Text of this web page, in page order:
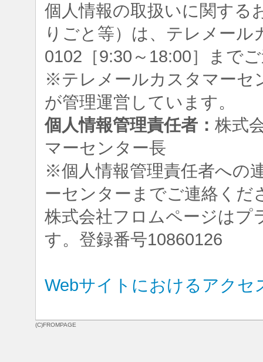
個人情報の取扱いに関する
りごと等）は、テレメー
0102［9:30～18:00］まで
※テレメールカスタマーセ
が管理運営しています。
個人情報管理責任者： 株式
マーセンター長
※個人情報管理責任者への
ーセンターまでご連絡くだ
株式会社フロムページはプ
す。登録番号10860126
Webサイトにおけるアクセ
(C)FROMPAGE